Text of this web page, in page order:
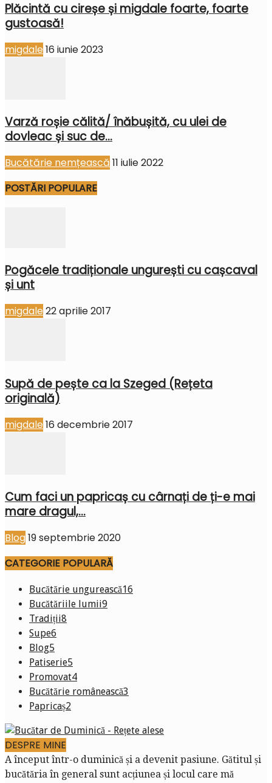
Plăcintă cu cireșe și migdale foarte, foarte
gustoasă!
migdale16 iunie 2023
Varză roșie călită/ înăbușită, cu ulei de
dovleac și suc de...
Bucătărie nemțească 11 iulie 2022
POSTĂRI POPULARE
Pogăcele tradiționale ungurești cu cașcaval
și unt
migdale22 aprilie 2017
Supă de pește ca la Szeged (Rețeta
originală)
migdale16 decembrie 2017
Cum faci un papricaș cu cârnați de ți-e mai
mare dragul,...
Blog19 septembrie 2020
CATEGORIE POPULARĂ
Bucătărie ungurească16
Bucătăriile lumii9
Tradiții8
Supe6
Blog5
Patiserie5
Promovat4
Bucătărie românească3
Papricaș2
DESPRE MINE
A început într-o duminică și a devenit pasiune. Gătitul și
bucătăria în general sunt acțiunea și locul care mă